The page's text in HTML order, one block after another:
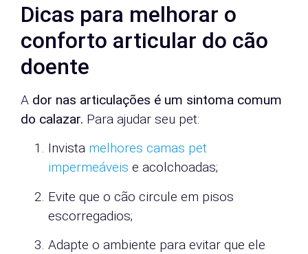
Dicas para melhorar o
conforto articular do cão
doente
A dor nas articulações é um sintoma comum
do calazar. Para ajudar seu pet:
Invista melhores camas pet
impermeáveis e acolchoadas;
Evite que o cão circule em pisos
escorregadios;
Adapte o ambiente para evitar que ele